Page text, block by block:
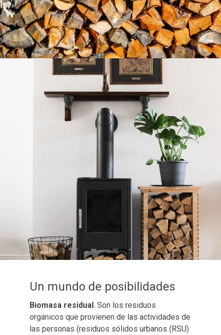
Un mundo de posibilidades
Biomasa residual. Son los residuos
orgánicos que provienen de las actividades de
las personas (residuos sólidos urbanos (RSU)